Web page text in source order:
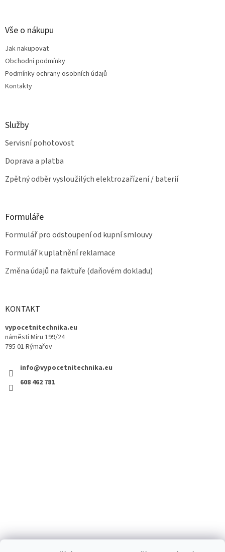
Vše o nákupu
Jak nakupovat
Obchodní podmínky
Podmínky ochrany osobních údajů
Kontakty
Služby
Servisní pohotovost
Doprava a platba
Zpětný odběr vysloužilých elektrozařízení / baterií
Formuláře
Formulář pro odstoupení od kupní smlouvy
Formulář k uplatnění reklamace
Změna údajů na faktuře (daňovém dokladu)
KONTAKT
vypocetnitechnika.eu
náměstí Míru 199/24
795 01 Rýmařov
info@vypocetnitechnika.eu
608 462 781